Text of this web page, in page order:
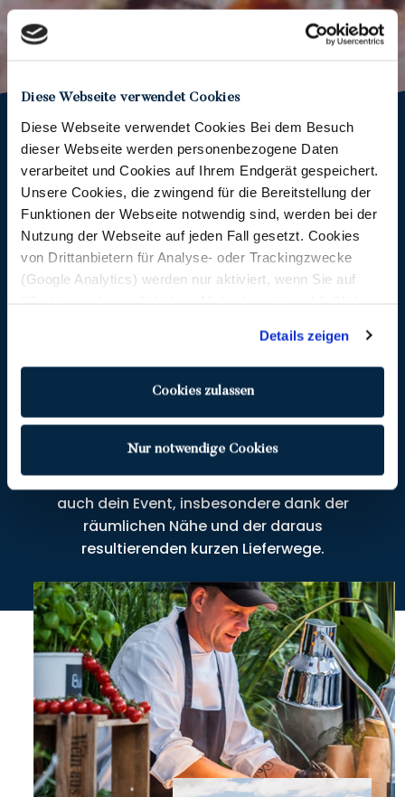
Diese Webseite verwendet Cookies
Diese Webseite verwendet Cookies Bei dem Besuch
dieser Webseite werden personenbezogene Daten
verarbeitet und Cookies auf Ihrem Endgerät gespeichert.
Unsere Cookies, die zwingend für die Bereitstellung der
Funktionen der Webseite notwendig sind, werden bei der
Nutzung der Webseite auf jeden Fall gesetzt. Cookies
von Drittanbietern für Analyse- oder Trackingzwecke
(Google Analytics) werden nur aktiviert, wenn Sie auf
Datenschutzerklärung—
Impressum.
Details zeigen
Cookies zulassen
Nur notwendige Cookies
Catering im Freigut Frankfurt
Deine Eventlocation in
Frankfurt
FPS CATERING bietet dir maßgeschneiderte
Lösungen für alle Event-Formate.
Die Vorteile beginnen schon bei der Planung
deiner Veranstaltung. Bereits seit vielen
Jahren ist FPS CATERING unser exklusiver
Catering-Partner und hat in dieser Zeit bei
kulinarische Ausrufezeichen gesetzt! Von
diesem Erfahrungsschatz profitiert sicher
auch dein Event, insbesondere dank der
räumlichen Nähe und der daraus
resultierenden kurzen Lieferwege.